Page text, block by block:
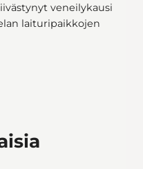
veneilykausi
laituripaikkojen